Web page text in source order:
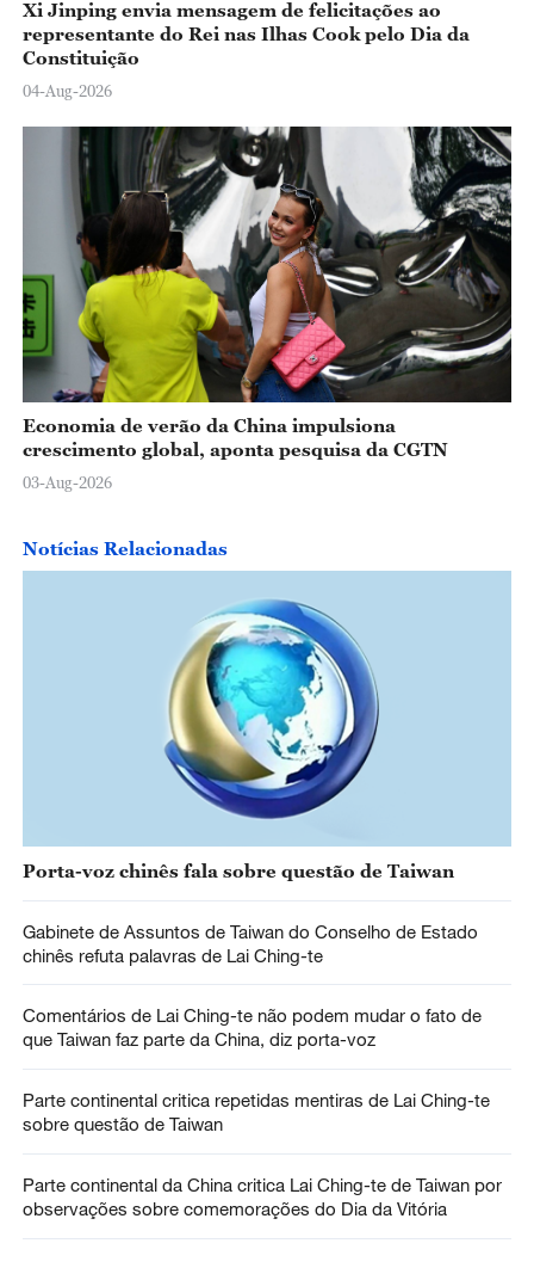
Xi Jinping envia mensagem de felicitações ao
representante do Rei nas Ilhas Cook pelo Dia da
Constituição
04-Aug-2026
Economia de verão da China impulsiona
crescimento global, aponta pesquisa da CGTN
03-Aug-2026
Notícias Relacionadas
Porta-voz chinês fala sobre questão de Taiwan
Gabinete de Assuntos de Taiwan do Conselho de Estado
chinês refuta palavras de Lai Ching-te
Comentários de Lai Ching-te não podem mudar o fato de
que Taiwan faz parte da China, diz porta-voz
Parte continental critica repetidas mentiras de Lai Ching-te
sobre questão de Taiwan
Parte continental da China critica Lai Ching-te de Taiwan por
observações sobre comemorações do Dia da Vitória